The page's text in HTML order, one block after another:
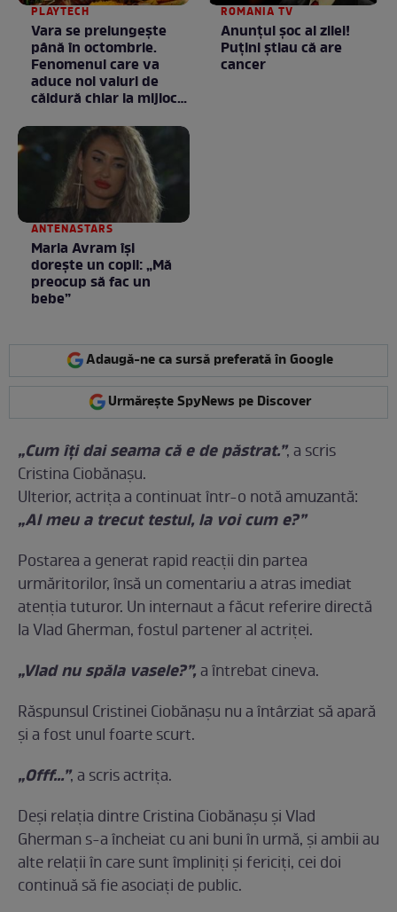
PLAYTECH
Vara se prelungeşte
până în octombrie.
Fenomenul care va
aduce noi valuri de
căldură chiar la mijlocul
ROMANIA TV
Anunţul şoc al zilei!
Puţini ştiau că are
cancer
ANTENASTARS
Maria Avram își
dorește un copil: „Mă
preocup să fac un
bebe”
Adaugă-ne ca sursă preferată în Google
Urmărește SpyNews pe Discover
„Cum îți dai seama că e de păstrat.”, a scris
Cristina Ciobănașu.
Ulterior, actrița a continuat într-o notă amuzantă:
„Al meu a trecut testul, la voi cum e?”
Postarea a generat rapid reacții din partea
urmăritorilor, însă un comentariu a atras imediat
atenția tuturor. Un internaut a făcut referire directă
la Vlad Gherman, fostul partener al actriței.
„Vlad nu spăla vasele?”,a întrebat cineva.
Răspunsul Cristinei Ciobănașu nu a întârziat să apară
și a fost unul foarte scurt.
„Offf…”, a scris actrița.
Deși relația dintre Cristina Ciobănașu și Vlad
Gherman s-a încheiat cu ani buni în urmă, și ambii au
alte relații în care sunt împliniți și fericiți, cei doi
continuă să fie asociați de public.